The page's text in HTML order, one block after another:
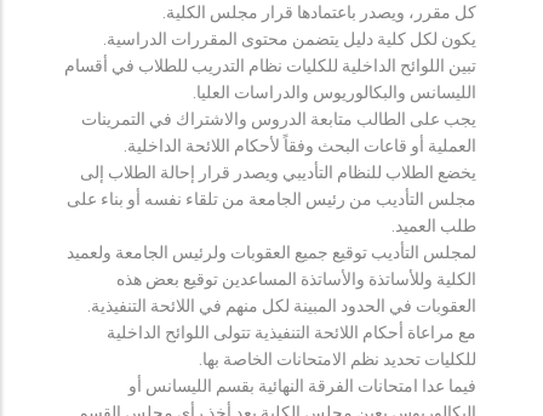
كل مقرر، ويصدر باعتمادها قرار مجلس الكلية.
يكون لكل كلية دليل يتضمن محتوى المقررات الدراسية.
تبين اللوائح الداخلية للكليات نظام التدريب للطلاب في أقسام
الليسانس والبكالوريوس والدراسات العليا.
يجب على الطالب متابعة الدروس والاشتراك في التمرينات
العملية أو قاعات البحث وفقاً لأحكام اللائحة الداخلية.
يخضع الطلاب للنظام التأديبي ويصدر قرار إحالة الطلاب إلى
مجلس التأديب من رئيس الجامعة من تلقاء نفسه أو بناء على
طلب العميد.
لمجلس التأديب توقيع جميع العقوبات ولرئيس الجامعة ولعميد
الكلية وللأساتذة والأساتذة المساعدين توقيع بعض هذه
العقوبات في الحدود المبينة لكل منهم في اللائحة التنفيذية.
مع مراعاة أحكام اللائحة التنفيذية تتولى اللوائح الداخلية
للكليات تحديد نظم الامتحانات الخاصة بها.
فيما عدا امتحانات الفرقة النهائية بقسم الليسانس أو
البكالوريوس يعين مجلس الكلية بعد أخذ رأي مجلس القسم